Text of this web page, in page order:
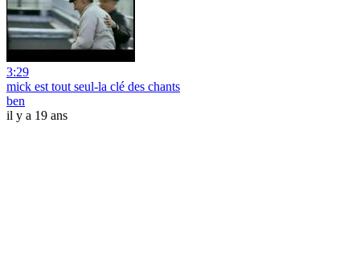
3:29
mick est tout seul-la clé des chants
ben
il y a 19 ans